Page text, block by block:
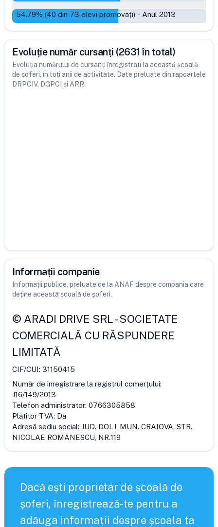
54.79% (40 din 73 elevi promovați) - Anul 2013
Evoluție număr cursanți (2631 în total)
Evoluția numărului de cursanți înregistrați la această școală
de șoferi, în toți anii de activitate. Date preluate din rapoartele
DRPCIV, DGPCI și ARR.
Informații companie
Informații publice, preluate de la ANAF despre compania care
deține această școală de șoferi.
© ARADI DRIVE SRL-SOCIETATE
COMERCIALĂ CU RĂSPUNDERE
LIMITATĂ
CIF/CUI: 31150415
Număr de înregistrare la registrul comerțului:
J16/149/2013
Telefon administrator: 0766305858
Plătitor TVA: Da
Adresă sediu social: JUD. DOLJ, MUN. CRAIOVA, STR.
NICOLAE ROMANESCU, NR.119
Dacă ești proprietar de școală de
șoferi, înregistrează-te pentru a
adăuga informații despre școala ta